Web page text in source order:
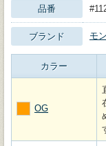
品番
ブランド モ
カラー
OG